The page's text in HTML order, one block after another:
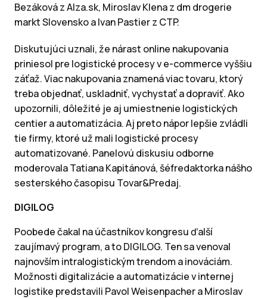
Bezáková z Alza.sk, Miroslav Klena z dm drogerie
markt Slovensko a Ivan Pastier z CTP.
Diskutujúci uznali, že nárast online nakupovania
priniesol pre logistické procesy v e-commerce vyššiu
záťaž. Viac nakupovania znamená viac tovaru, ktorý
treba objednať, uskladniť, vychystať a dopraviť. Ako
upozornili, dôležité je aj umiestnenie logistických
centier a automatizácia. Aj preto nápor lepšie zvládli
tie firmy, ktoré už mali logistické procesy
automatizované. Panelovú diskusiu odborne
moderovala Tatiana Kapitánová, šéfredaktorka nášho
sesterského časopisu Tovar&Predaj.
DIGILOG
Poobede čakal na účastníkov kongresu ďalší
zaujímavý program, a to DIGILOG. Ten sa venoval
najnovším intralogistickým trendom a inováciám.
Možnosti digitalizácie a automatizácie v internej
logistike predstavili Pavol Weisenpacher a Miroslav